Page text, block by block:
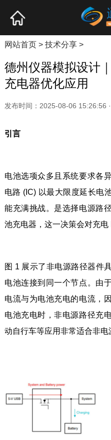
产业资讯
网站首页> 技术分享>
德州仪器模拟设计
充电器优化应用
发布时间：2025-08-06 15:26:56
引言
电池选项众多且系统要求各
电路 (IC) 以最大限度延长电
能充满挑战。是选择电源路
池充电器，这一决策会对充电
图 1 展示了非电源路径器件
电池连接到同一个节点。由
电流与为电池充电的电流，
电池充电时，非电源路径充
动自行车等应用非常适合非电